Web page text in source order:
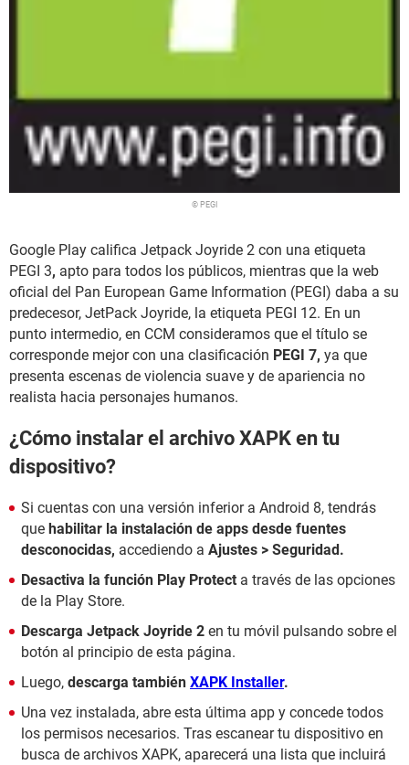
© PEGI
Google Play califica Jetpack Joyride 2 con una etiqueta
PEGI 3, apto para todos los públicos, mientras que la web
oficial del Pan European Game Information (PEGI) daba a su
predecesor, JetPack Joyride, la etiqueta PEGI 12. En un
punto intermedio, en CCM consideramos que el título se
corresponde mejor con una clasificación PEGI 7, ya que
presenta escenas de violencia suave y de apariencia no
realista hacia personajes humanos.
¿Cómo instalar el archivo XAPK en tu
dispositivo?
Si cuentas con una versión inferior a Android 8, tendrás
que habilitar la instalación de apps desde fuentes
desconocidas, accediendo a Ajustes > Seguridad.
Desactiva la función Play Protect a través de las opciones
de la Play Store.
Descarga Jetpack Joyride 2 en tu móvil pulsando sobre el
botón al principio de esta página.
Luego, descarga también XAPK Installer.
Una vez instalada, abre esta última app y concede todos
los permisos necesarios. Tras escanear tu dispositivo en
busca de archivos XAPK, aparecerá una lista que incluirá